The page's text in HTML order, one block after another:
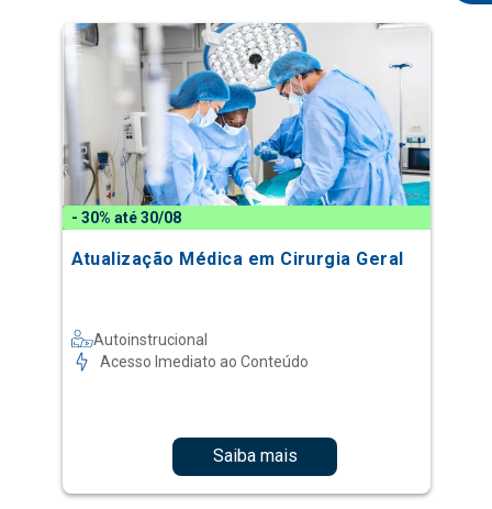
- 30% até 30/08
Atualização Médica em Cirurgia Geral
Autoinstrucional
Acesso Imediato ao Conteúdo
Saiba mais